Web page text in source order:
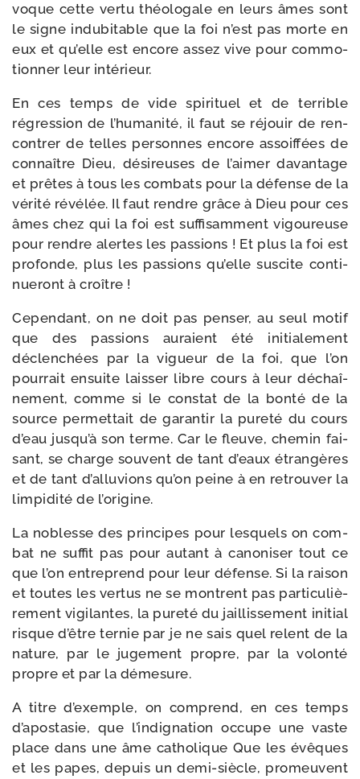
voque cette ver­tu théo­lo­gale en leurs âmes sont
le signe indu­bi­table que la foi n’est pas morte en
eux et qu’elle est encore assez vive pour com­mo­
tion­ner leur intérieur.
En ces temps de vide spi­ri­tuel et de ter­rible
régres­sion de l’hu­ma­ni­té, il faut se réjouir de ren­
con­trer de telles per­sonnes encore assoif­fées de
connaître Dieu, dési­reuses de l’ai­mer davan­tage
et prêtes à tous les com­bats pour la défense de la
véri­té révé­lée. Il faut rendre grâce à Dieu pour ces
âmes chez qui la foi est suf­fi­sam­ment vigou­reuse
pour rendre alertes les pas­sions ! Et plus la foi est
pro­fonde, plus les pas­sions qu’elle sus­cite conti­
nue­ront à croître !
Cependant, on ne doit pas pen­ser, au seul motif
que des pas­sions auraient été ini­tia­le­ment
déclen­chées par la vigueur de la foi, que l’on
pour­rait ensuite lais­ser libre cours à leur déchaî­
ne­ment, comme si le constat de la bon­té de la
source per­met­tait de garan­tir la pure­té du cours
d’eau jus­qu’à son terme. Car le fleuve, che­min fai­
sant, se charge sou­vent de tant d’eaux étran­gères
et de tant d’al­lu­vions qu’on peine à en retrou­ver la
lim­pi­di­té de l’origine.
La noblesse des prin­cipes pour les­quels on com­
bat ne suf­fit pas pour autant à cano­ni­ser tout ce
que l’on entre­prend pour leur défense. Si la rai­son
et toutes les ver­tus ne se montrent pas par­ti­cu­liè­
re­ment vigi­lantes, la pure­té du jaillis­se­ment ini­tial
risque d’être ter­nie par je ne sais quel relent de la
nature, par le juge­ment propre, par la volon­té
propre et par la démesure.
A titre d’exemple, on com­prend, en ces temps
d’a­po­sta­sie, que l’in­di­gna­tion occupe une vaste
place dans une âme catho­lique Que les évêques
et les papes, depuis un demi-​siècle, pro­meuvent